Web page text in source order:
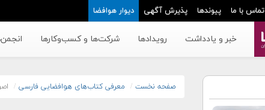
تماس با ما پیوندها پذیرش آگهی دیوار هوافضا
خبر و یادداشت رویدادها شرکت‌ها و کسب‌وکار‌ها
صفحه نخست معرفی کتاب‌های هوافضایی فارسی